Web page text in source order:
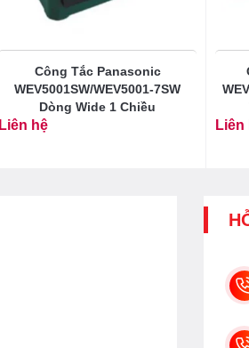
Công Tắc Panasonic
WEV5001SW/WEV5001-7SW
Dòng Wide 1 Chiều
Liên hệ Liên